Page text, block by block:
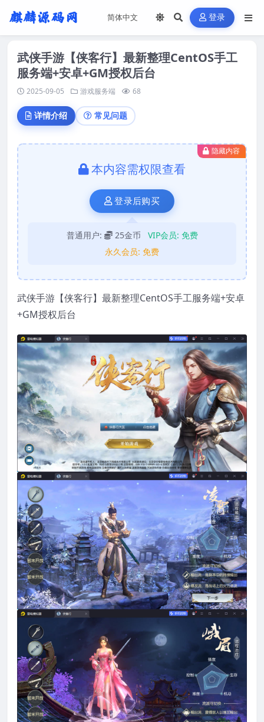
登录
武侠手游【侠客行】最新整理CentOS手工
服务端+安卓+GM授权后台
2025-09-05 游戏服务端 68
详情介绍 常见问题
隐藏内容
本内容需权限查看
登录后购买
普通用户: 25金币 VIP会员: 免费
永久会员: 免费
武侠手游【侠客行】最新整理CentOS手工服务端+安卓
+GM授权后台